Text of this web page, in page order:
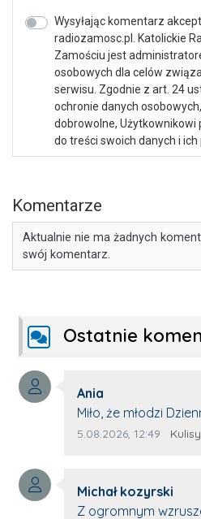
Wysyłając komentarz
radiozamosc.pl. Katolickie
Zamościu jest
osobowych dla celów
serwisu. Zgodnie z art. 24
ochronie danych
dobrowolne, Użytkownikowi
do treści swoich danych i ich
Komentarze
Aktualnie nie ma żadnych
swój komentarz.
Ostatnie
Autor komentarza:
Ania
Treść komentarza:
Miło, że młodzi
młode talenty,
z nim wywiad, który
Artur.
Data dodania
5.08.2026, 12:49 Kulisy
Autor komentarza:
Michał kozyrski
Treść komentarza:
Z ogromnym